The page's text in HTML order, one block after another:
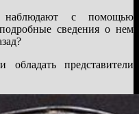
наблюдают с помощью
сведения о нем
представители